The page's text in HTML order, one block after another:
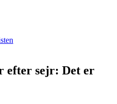
efter sejr: Det er